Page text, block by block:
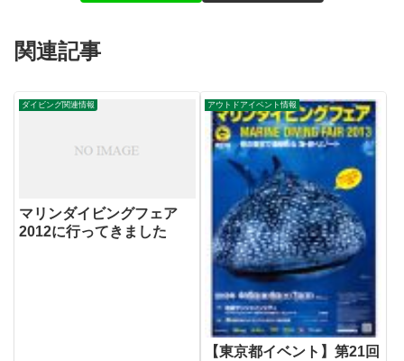
関連記事
ダイビング関連情報
マリンダイビングフェア
2012に行ってきました
アウトドアイベント情報
【東京都イベント】第21回